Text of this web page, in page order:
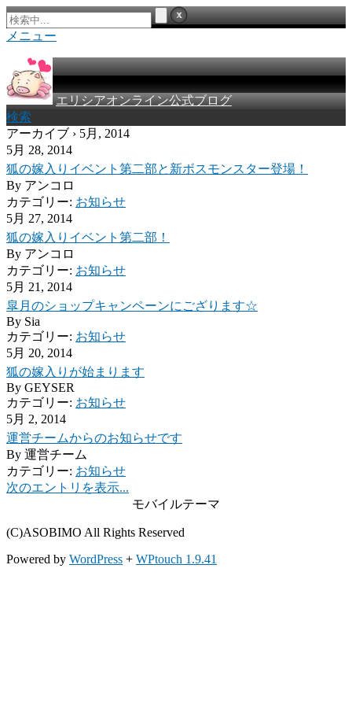
メニュー
エリシアオンライン公式ブログ
検索
アーカイブ › 5月, 2014
5月 28, 2014
狐の嫁入りイベント第二部と新ボスモンスター登場！
By アンコロ
カテゴリー: お知らせ
5月 27, 2014
狐の嫁入りイベント第二部！
By アンコロ
カテゴリー: お知らせ
5月 21, 2014
皐月のショップキャンペーンにござります☆
By Sia
カテゴリー: お知らせ
5月 20, 2014
狐の嫁入りが始まります
By GEYSER
カテゴリー: お知らせ
5月 2, 2014
運営チームからのお知らせです
By 運営チーム
カテゴリー: お知らせ
次のエントリを表示...
モバイルテーマ
(C)ASOBIMO All Rights Reserved
Powered by WordPress + WPtouch 1.9.41